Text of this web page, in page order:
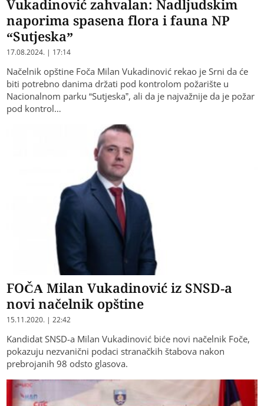
Vukadinović zahvalan: Nadljudskim
naporima spasena flora i fauna NP
“Sutjeska”
17.08.2024. | 17:14
Načelnik opštine Foča Milan Vukadinović rekao je Srni da će
biti potrebno danima držati pod kontrolom požarište u
Nacionalnom parku “Sutjeska”, ali da je najvažnije da je požar
pod kontrol…
FOČA Milan Vukadinović iz SNSD-a
novi načelnik opštine
15.11.2020. | 22:42
Kandidat SNSD-a Milan Vukadinović biće novi načelnik Foče,
pokazuju nezvanični podaci stranačkih štabova nakon
prebrojanih 98 odsto glasova.